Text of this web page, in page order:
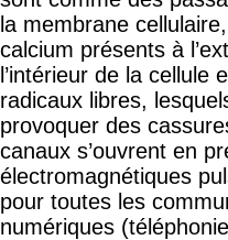
la membrane
calcium présents à
l’intérieur de la cellule
radicaux libres,
provoquer des
canaux s’ouvrent en
électromagnétiques
pour toutes les
numériques